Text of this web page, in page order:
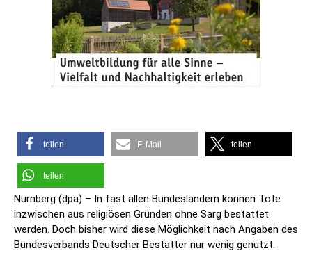
teilen E-Mail teilen
teilen
Nürnberg (dpa) – In fast allen Bundesländern können Tote
inzwischen aus religiösen Gründen ohne Sarg bestattet
werden. Doch bisher wird diese Möglichkeit nach Angaben des
Bundesverbands Deutscher Bestatter nur wenig genutzt.